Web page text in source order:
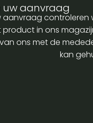
uw aanvraag
aanvraag controleren
in ons
ons met de
kan